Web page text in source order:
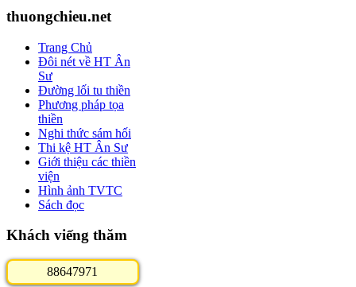
thuongchieu.net
Trang Chủ
Đôi nét về HT Ân
Sư
Đường lối tu thiền
Phương pháp tọa
thiền
Nghi thức sám hối
Thi kệ HT Ân Sư
Giới thiệu các thiền
viện
Hình ảnh TVTC
Sách đọc
Khách viếng thăm
88647971